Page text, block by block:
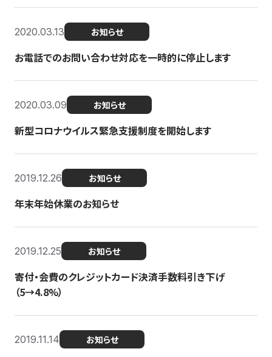
2020.03.13 お知らせ
お電話でのお問い合わせ対応を一時的に停止します
2020.03.09 お知らせ
新型コロナウイルス緊急支援制度を開始します
2019.12.26 お知らせ
年末年始休業のお知らせ
2019.12.25 お知らせ
寄付・会費のクレジットカード決済手数料引き下げ
（5→4.8%）
2019.11.14 お知らせ